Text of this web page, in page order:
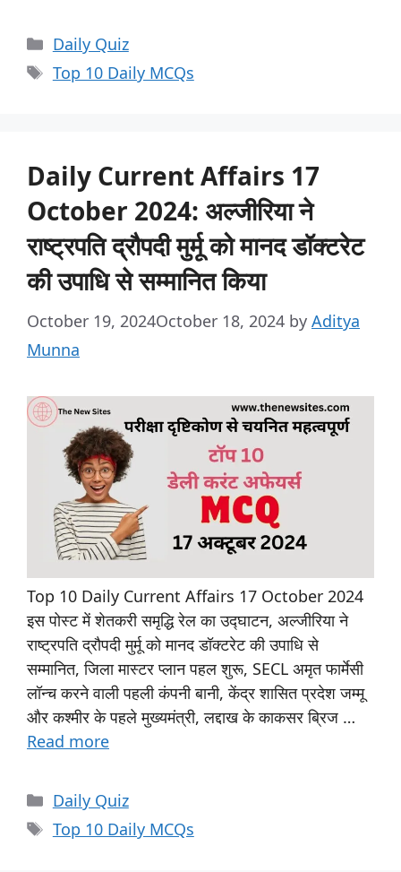
Daily Quiz
Top 10 Daily MCQs
Daily Current Affairs 17
October 2024: अल्जीरिया ने
राष्ट्रपति द्रौपदी मुर्मू को मानद डॉक्टरेट
की उपाधि से सम्मानित किया
October 19, 2024October 18, 2024 by Aditya
Munna
Top 10 Daily Current Affairs 17 October 2024
इस पोस्ट में शेतकरी समृद्धि रेल का उद्घाटन, अल्जीरिया ने
राष्ट्रपति द्रौपदी मुर्मू को मानद डॉक्टरेट की उपाधि से
सम्मानित, जिला मास्टर प्लान पहल शुरू, SECL अमृत फार्मेसी
लॉन्च करने वाली पहली कंपनी बानी, केंद्र शासित प्रदेश जम्मू
और कश्मीर के पहले मुख्यमंत्री, लद्दाख के काकसर ब्रिज …
Read more
Daily Quiz
Top 10 Daily MCQs